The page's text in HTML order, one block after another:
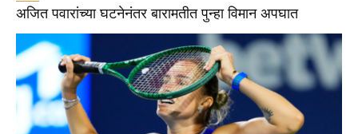
अजित पवारांच्या घटनेनंतर बारामतीत पुन्हा विमान अपघात